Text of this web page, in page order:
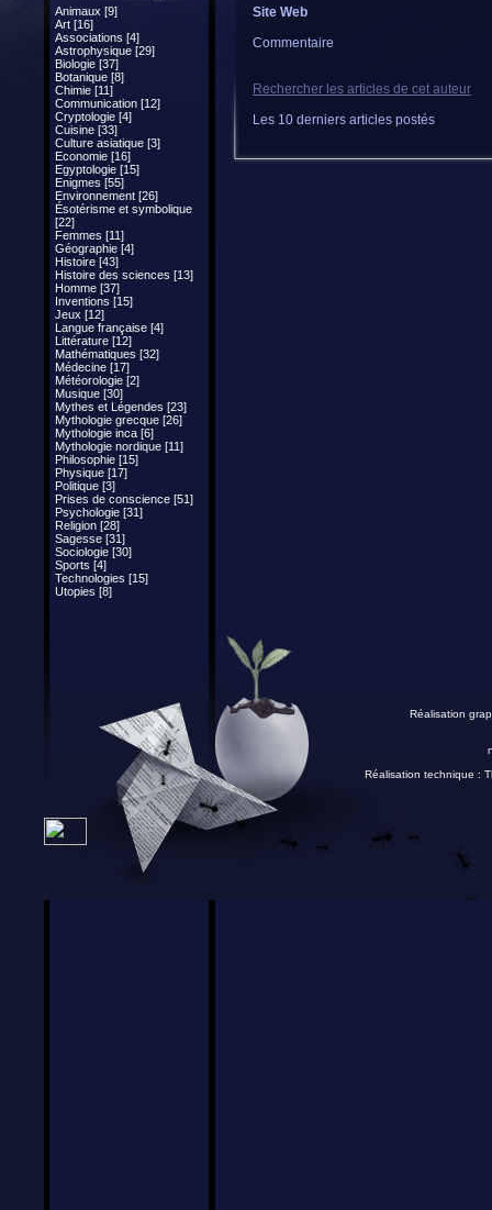
Animaux [9]
Art [16]
Associations [4]
Astrophysique [29]
Biologie [37]
Botanique [8]
Chimie [11]
Communication [12]
Cryptologie [4]
Cuisine [33]
Culture asiatique [3]
Economie [16]
Egyptologie [15]
Enigmes [55]
Environnement [26]
Ésotérisme et symbolique
[22]
Femmes [11]
Géographie [4]
Histoire [43]
Histoire des sciences [13]
Homme [37]
Inventions [15]
Jeux [12]
Langue française [4]
Littérature [12]
Mathématiques [32]
Médecine [17]
Météorologie [2]
Musique [30]
Mythes et Légendes [23]
Mythologie grecque [26]
Mythologie inca [6]
Mythologie nordique [11]
Philosophie [15]
Physique [17]
Politique [3]
Prises de conscience [51]
Psychologie [31]
Religion [28]
Sagesse [31]
Sociologie [30]
Sports [4]
Technologies [15]
Utopies [8]
Site Web
Commentaire
Rechercher les articles de cet auteur
Les 10 derniers articles postés
Réalisation
Réalisation technique :